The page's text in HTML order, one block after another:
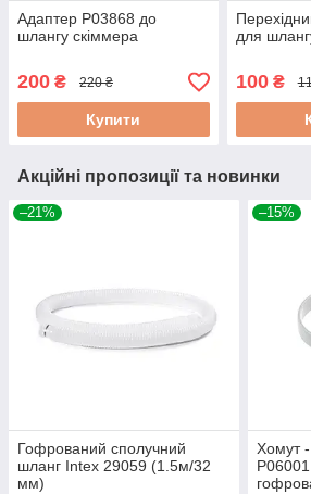
Адаптер P03868 до
шлангу скіммера
200 ₴ 220 ₴
Купити
для
100₴
Акційні пропозиції та новинки
–21%
Гофрований сполучний
шланг Intex 29059 (1.5м/32
мм)
–15%
Хомут -
P06001